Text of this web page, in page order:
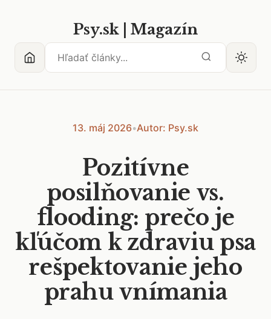
Psy.sk | Magazín
13. máj 2026•Autor: Psy.sk
Pozitívne
posilňovanie vs.
flooding: prečo je
kľúčom k zdraviu psa
rešpektovanie jeho
prahu vnímania